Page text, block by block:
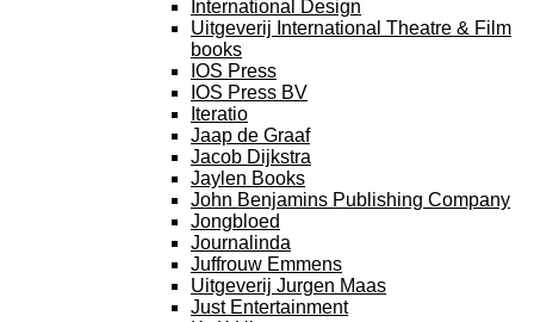
International Design
Uitgeverij International Theatre & Film
books
IOS Press
IOS Press BV
Iteratio
Jaap de Graaf
Jacob Dijkstra
Jaylen Books
John Benjamins Publishing Company
Jongbloed
Journalinda
Juffrouw Emmens
Uitgeverij Jurgen Maas
Just Entertainment